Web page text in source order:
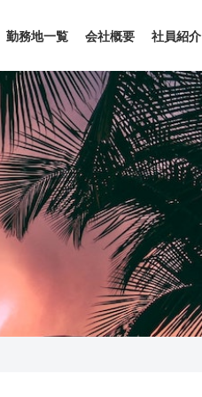
勤務地一覧 会社概要 社員紹介